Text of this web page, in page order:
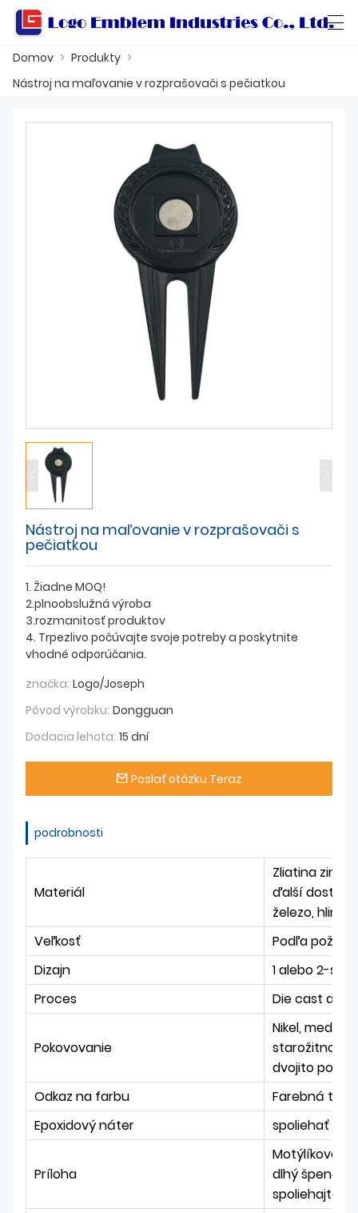
KATALÓG PRODUKTOV
العربية বাংলা ভাষার
Domov > Produkty >
Nástroj na maľovanie v rozprašovači s pečiatkou
Nástroj na maľovanie v rozprašovači s
pečiatkou
1. Žiadne MOQ!
2.plnoobslužná výroba
3.rozmanitosť produktov
4. Trpezlivo počúvajte svoje potreby a poskytnite
vhodné odporúčania.
značka: Logo/Joseph
Pôvod výrobku: Dongguan
Dodacia lehota: 15 dní
Poslať otázku Teraz
podrobnosti
Materiál
Zliatina zinku;
ďalší
železo, hliník
Veľkosť
Podľa
Dizajn
1 alebo 2-
Proces
Die cast
Pokovovanie
Nikel, meď,
starožitnom
dvojito
Odkaz na farbu
Farebná
Epoxidový náter
spoliehať sa
Príloha
Motýlíková
dlhý
spoliehajte